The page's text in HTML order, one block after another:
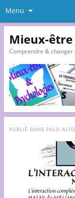
Menu
Mieux-
Comprendre &
PUBLIÉ DANS PALO ALTO